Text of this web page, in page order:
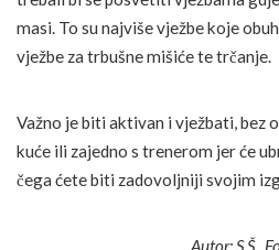
masi. To su najviše vježbe koje
vježbe za trbušne mišiće te trčanje.
Važno je biti aktivan i vježbati, bez
kuće ili zajedno s trenerom jer će
čega ćete biti zadovoljniji svojim
Autor: S.Š.,